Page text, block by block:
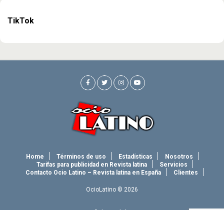
TikTok
Home Términos de uso Estadísticas
Nosotros
Tarifas para publicidad en Revista latina
Servicios
Contacto Ocio Latino – Revista latina en España
Clientes
OcioLatino © 2026